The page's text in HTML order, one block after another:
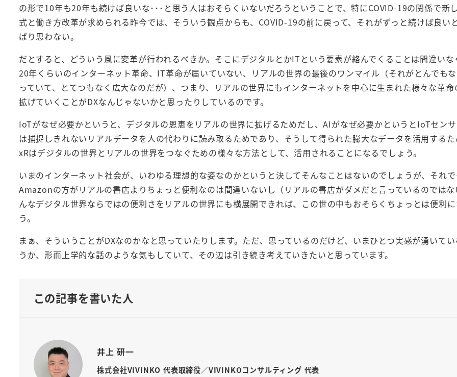
の形で10年も20年も続けば良いな･･･と思う人はおそらくいないだろうということで、特にCOVID-19の関係で新
式と働き方改革が求められる昨今では、そういう観点からも、COVID-19の前に戻って、それがずっと続けば良い
ぱり思わない。
だとすると、どういう風に変革が行われるべきか。そこにデジタルとかITという要素が絡んでくることは間違いな
20年くらいのインターネット革命、IT革命が届いていない、リアルの世界の最後のワンマイル（それがとんでも
っていて、とてつもなく広大なのだが）、つまり、リアルの世界にもインターネットを中心に生まれた様々な革命
拡げていくことがDXなんじゃないかと思ったりしているのです。
IoTがなぜ必要かというと、デジタルの恩恵をリアルの世界に拡げるためだし、AIがなぜ必要かというとIoTセン
は捕捉しきれないリアルデータを人の代わりに読み取るためであり、そうして得られた膨大なデータを活用するた
xRはデジタルの世界とリアルの世界をつなぐための様々な方法として、活用されることになるでしょう。
いまのインターネット社会が、いわゆる理想的な姿なのかというと決してそんなことはないのでしょうが、それで
Amazonの方がリアルの書店よりちょっと便利なのは間違いないし（リアルの書店がダメだと言っているのではな
んなデジタル世界ならではの便利さをリアルの世界にも横展開できれば、この世の中もおそらくちょっとは便利に
う。
まぁ、そういうことがDXなのかなと思っていたりします。ただ、思っているのだけど、いまひとつ実感が湧いて
うか、形而上学的な話のような気もしていて、その辺は引き続き考えていきたいと思っています。
この記事を書いた人
井上 研一
株式会社VIVINKO 代表取締役／VIVINKOコンサルティング 代表